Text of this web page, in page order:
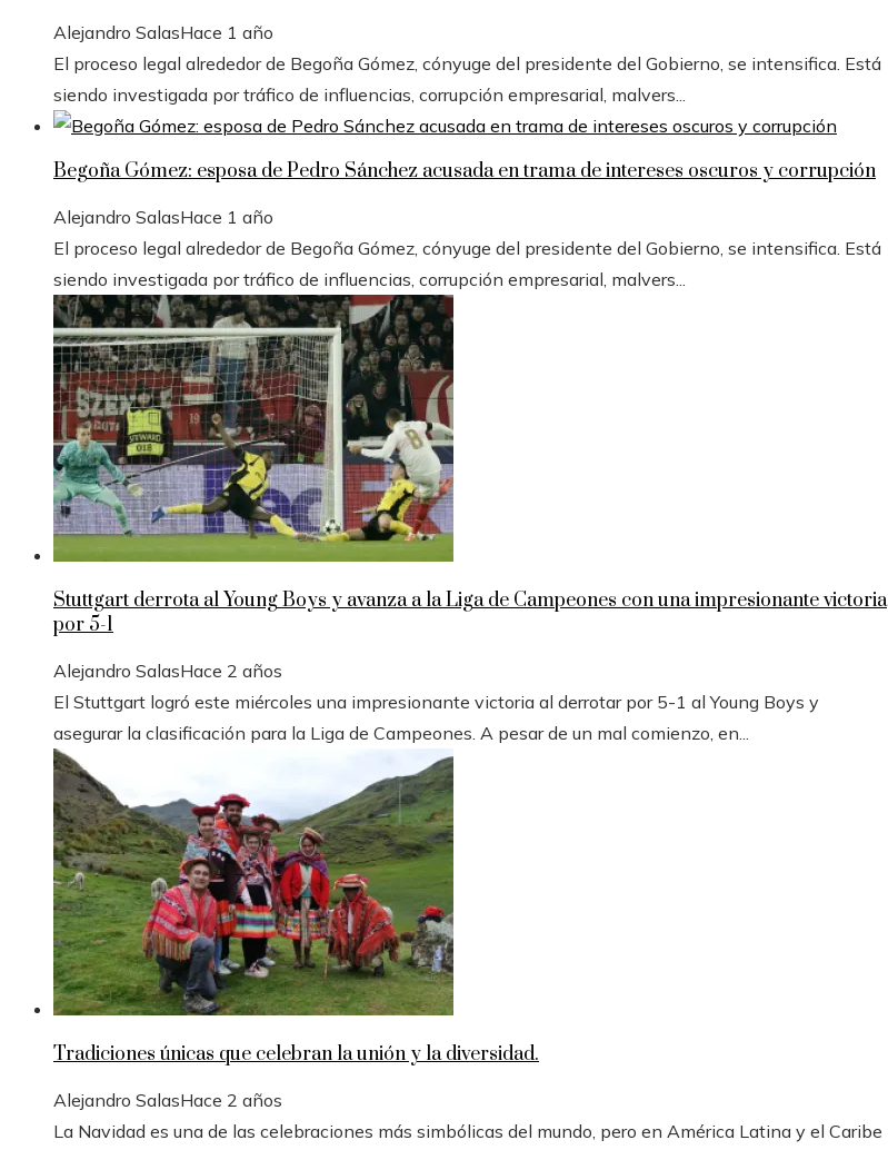
Alejandro SalasHace 1 año
El proceso legal alrededor de Begoña Gómez, cónyuge del presidente del Gobierno, se intensifica. Está
siendo investigada por tráfico de influencias, corrupción empresarial, malvers...
Begoña Gómez: esposa de Pedro Sánchez acusada en trama de intereses oscuros y corrupción
Alejandro SalasHace 1 año
El proceso legal alrededor de Begoña Gómez, cónyuge del presidente del Gobierno, se intensifica. Está
siendo investigada por tráfico de influencias, corrupción empresarial, malvers...
Stuttgart derrota al Young Boys y avanza a la Liga de Campeones con una impresionante victoria
por 5-1
Alejandro SalasHace 2 años
El Stuttgart logró este miércoles una impresionante victoria al derrotar por 5-1 al Young Boys y
asegurar la clasificación para la Liga de Campeones. A pesar de un mal comienzo, en...
Tradiciones únicas que celebran la unión y la diversidad.
Alejandro SalasHace 2 años
La Navidad es una de las celebraciones más simbólicas del mundo, pero en América Latina y el Caribe